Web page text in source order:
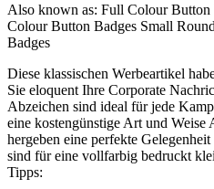
Also known as: Full Colour Button
Colour Button Badges Small
Badges
Diese klassischen Werbeartikel
Sie eloquent Ihre Corporate
Abzeichen sind ideal für jede
eine kostengünstige Art und Weise
hergeben eine perfekte
sind für eine vollfarbig bedruckt
Tipps: